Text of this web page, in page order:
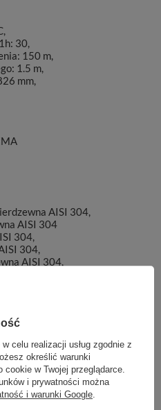
30,
150 m,
1.5 m,
mm,
AISI 304,
AISI 304
304,
304,
AISI 304,
AISI 304,
SiC/NBR,
celu realizacji usług zgodnie z
określić warunki
cookie w Twojej przeglądarce.
i prywatności można
i warunki Google.